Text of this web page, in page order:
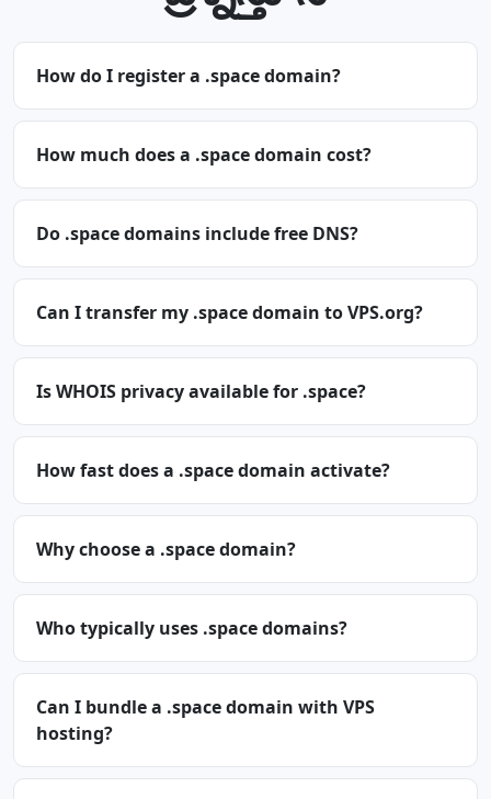
How do I register a .space domain?
How much does a .space domain cost?
Do .space domains include free DNS?
Can I transfer my .space domain to VPS.org?
Is WHOIS privacy available for .space?
How fast does a .space domain activate?
Why choose a .space domain?
Who typically uses .space domains?
Can I bundle a .space domain with VPS
hosting?